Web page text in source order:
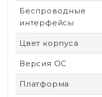
Беспроводные
интерфейсы
Цвет корпуса
Версия ОС
Платформа